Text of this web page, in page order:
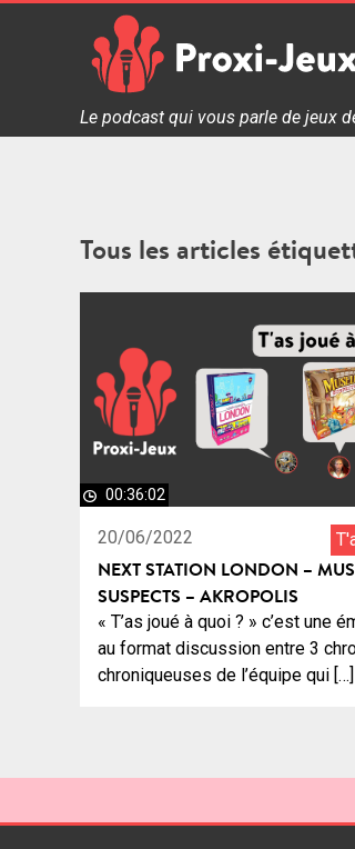
Proxi Jeux - Le podcast qui vous
Le podcast qui vous parle de jeux
Tous les articles
00:36:02
20/06/2022
NEXT STATION LONDON –
SUSPECTS – AKROPOLIS
« T’as joué à quoi ? » c’est une
au format discussion entre 3
chroniqueuses de l’équipe qui […]